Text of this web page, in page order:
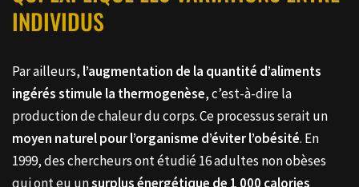
INDIVIDUS
Par ailleurs, l’augmentation de la quantité d’aliments
ingérés stimule la thermogenèse, c’est-à-dire la
production de chaleur du corps. Ce processus serait un
moyen naturel pour l’organisme d’éviter l’obésité. En
1999, des chercheurs ont étudié 16 adultes non obèses
qui ont eu unsurplus énergétique de 1 000 calories